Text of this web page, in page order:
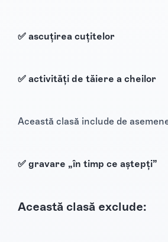
✅ ascuțirea cuțitelor
✅ activități de tăiere a cheilor
Această clasă include de
✅ gravare „în timp ce aștepți”
Această clasă exclude: